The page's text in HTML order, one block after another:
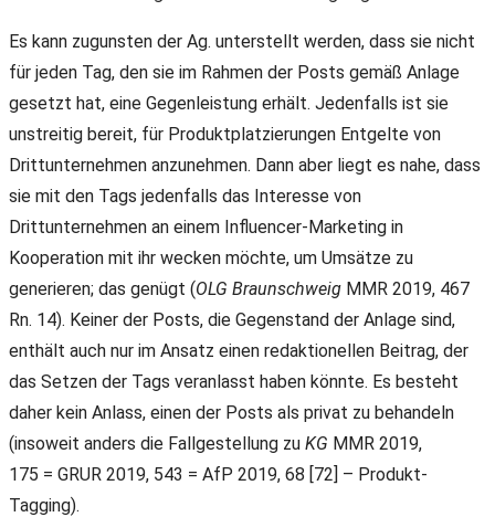
Es kann zugunsten der Ag. unterstellt werden, dass sie nicht
für jeden Tag, den sie im Rahmen der Posts gemäß Anlage
gesetzt hat, eine Gegenleistung erhält. Jedenfalls ist sie
unstreitig bereit, für Produktplatzierungen Entgelte von
Drittunternehmen anzunehmen. Dann aber liegt es nahe, dass
sie mit den Tags jedenfalls das Interesse von
Drittunternehmen an einem Influencer-Marketing in
Kooperation mit ihr wecken möchte, um Umsätze zu
generieren; das genügt (OLG Braunschweig MMR 2019, 467
Rn. 14). Keiner der Posts, die Gegenstand der Anlage sind,
enthält auch nur im Ansatz einen redaktionellen Beitrag, der
das Setzen der Tags veranlasst haben könnte. Es besteht
daher kein Anlass, einen der Posts als privat zu behandeln
(insoweit anders die Fallgestellung zu KG MMR 2019,
175 = GRUR 2019, 543 = AfP 2019, 68 [72] – Produkt-
Tagging).